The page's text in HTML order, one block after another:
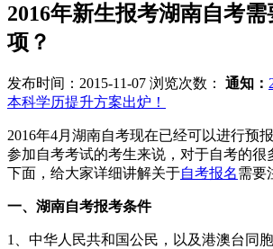
2016年新生报考湖南自考
项？
发布时间：2015-11-07 浏览次数： 通知：
本科学历提升方案出炉！
2016年4月湖南自考现在已经可以进行预
参加自考考试的考生来说，对于自考的很
下面，给大家详细讲解关于自考报名需要
一、湖南自考报考条件
1、中华人民共和国公民，以及港澳台同